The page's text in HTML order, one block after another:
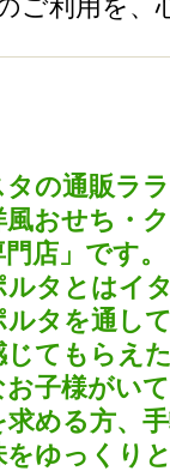
ご利用を、
タの通販ラ
風おせち・
店」です。
ルタとはイ
ルタを通し
じてもらえ
お子様がい
求める方、
をゆっくり